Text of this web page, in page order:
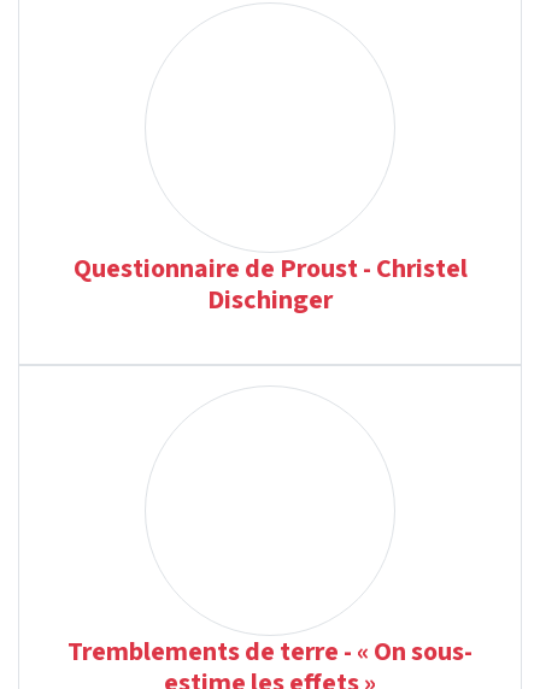
Questionnaire de Proust - Christel
Dischinger
Tremblements de terre - « On sous-